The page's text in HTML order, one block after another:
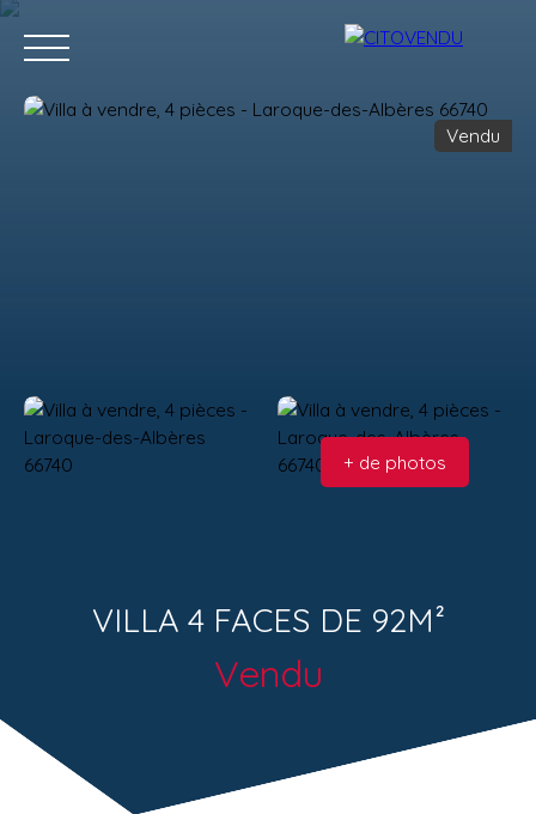
Estimation
Vendu
+ de photos
VILLA 4 FACES DE 92M²
Vendu